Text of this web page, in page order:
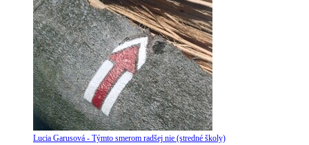
Lucia Garusová - Týmto smerom radšej nie (stredné školy)